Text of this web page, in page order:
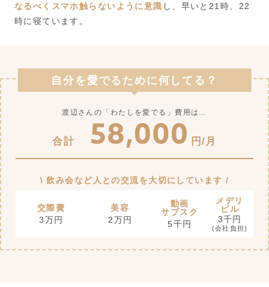
なるべくスマホ触らないように意識 し、早いと21時、22
時に寝ています。
自分を愛でるために何してる？
渡辺さんの「わたしを愛でる」費用は…
合計 円/月
\ 飲み会など人との交流を大切にしています/
交際費
3万円
美容
2万円
動画
サブスク
5千円
メデリ
ピル
3千円
(会社負担)